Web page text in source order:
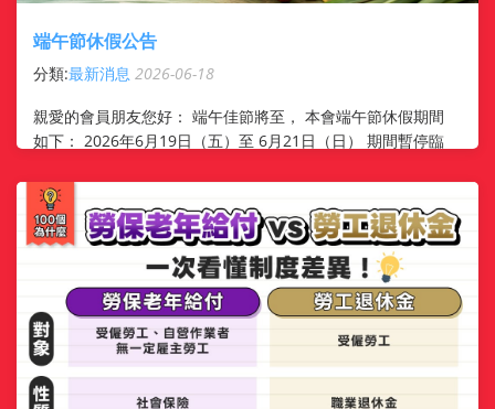
端午節休假公告
分類:最新消息 2026-06-18
親愛的會員朋友您好： 端午佳節將至， 本會端午節休假期間
如下： 2026年6月19日（五）至 6月21日（日） 期間暫停臨